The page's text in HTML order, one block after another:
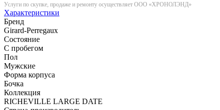
Услуги по скупке, продаже и ремонту осуществляет ООО «ХРОНОЛЭНД»
Характеристики
Бренд
Girard-Perregaux
Состояние
С пробегом
Пол
Мужские
Форма корпуса
Бочка
Коллекция
RICHEVILLE LARGE DATE